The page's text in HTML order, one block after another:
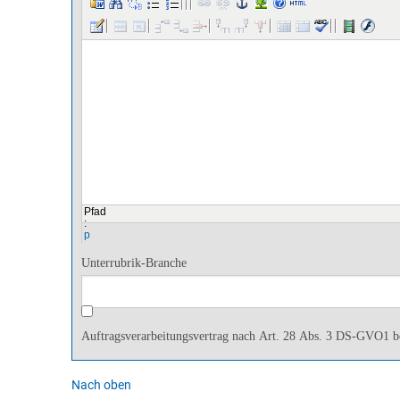
Pfad
:
p
Unterrubrik-Branche
Auftragsverarbeitungsvertrag nach Art. 28 Abs. 3 DS-GVO1
Nach oben